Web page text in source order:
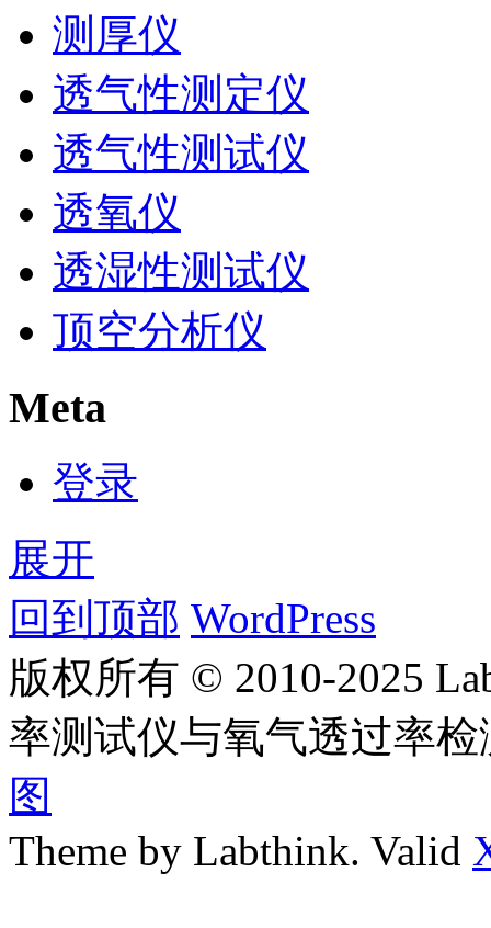
测厚仪
透气性测定仪
透气性测试仪
透氧仪
透湿性测试仪
顶空分析仪
Meta
登录
展开
回到顶部 WordPress
版权所有 © 2010-2025
率测试仪与氧气透过率
图
Theme by Labthink. Valid